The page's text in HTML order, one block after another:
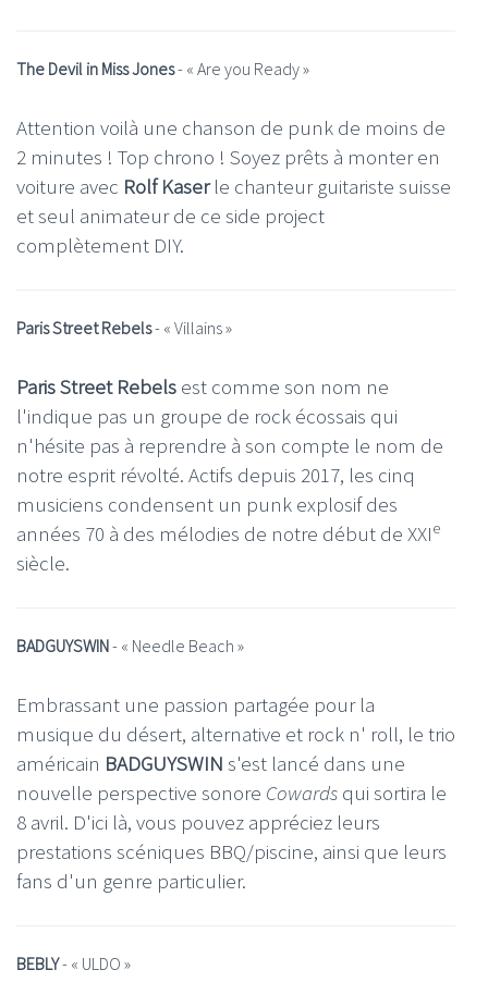
The Devil in Miss Jones- « Are you Ready»
Attention voilà une chanson de punk de moins de
2 minutes ! Top chrono ! Soyez prêts à monter en
voiture avec Rolf Kaserle chanteur guitariste suisse
et seul animateur de ce side project
complètement DIY.
Paris Street Rebels- « Villains»
Paris Street Rebels est comme son nom ne
l'indique pas un groupe de rock écossais qui
n'hésite pas à reprendre à son compte le nom de
notre esprit révolté. Actifs depuis 2017, les cinq
musiciens condensent un punk explosif des
années 70 à des mélodies de notre début de XXIe
siècle.
BADGUYSWIN- « Needle Beach »
Embrassant une passion partagée pour la
musique du désert, alternative et rock n' roll, le trio
américain BADGUYSWIN s'est lancé dans une
nouvelle perspective sonore Cowards qui sortira le
8 avril. D'ici là, vous pouvez appréciez leurs
prestations scéniques BBQ/piscine, ainsi que leurs
fans d'un genre particulier.
BEBLY- « ULDO »